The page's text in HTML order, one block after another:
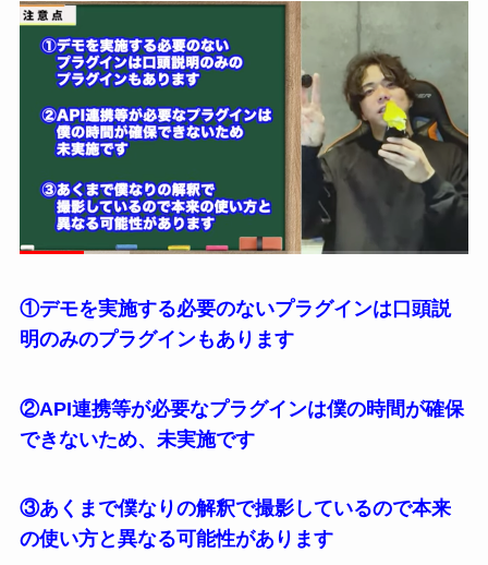
①デモを実施する必要のないプラグインは口頭説
明のみのプラグインもあります
②API連携等が必要なプラグインは僕の時間が確保
できないため、未実施です
③あくまで僕なりの解釈で撮影しているので本来
の使い方と異なる可能性があります